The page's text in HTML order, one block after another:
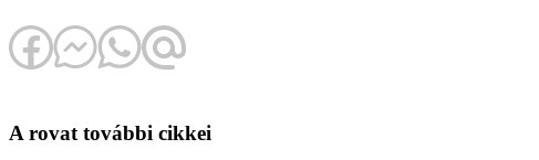
A rovat további cikkei